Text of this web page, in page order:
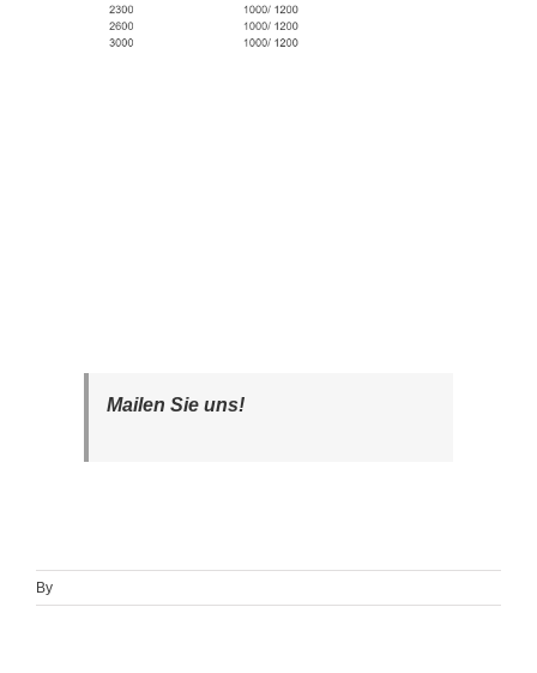
Mailen Sie uns!
By